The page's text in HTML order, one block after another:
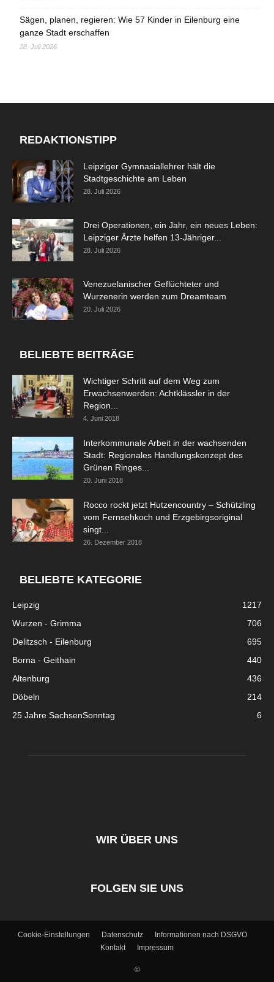
Sägen, planen, regieren: Wie 57 Kinder in Eilenburg eine
ganze Stadt erschaffen
28. Juli 2026
REDAKTIONSTIPP
Leipziger Gymnasiallehrer hält die
Stadtgeschichte am Leben
28. Juli 2026
Drei Operationen, ein Jahr, ein neues Leben:
Leipziger Ärzte helfen 13-Jähriger...
28. Juli 2026
Venezuelanischer Geflüchteter und
Wurzenerin werden zum Dreamteam
20. Juli 2026
BELIEBTE BEITRÄGE
Wichtiger Schritt auf dem Weg zum
Erwachsenwerden: Achtklässler in der
Region...
4. Juni 2018
Interkommunale Arbeit in der wachsenden
Stadt: Regionales Handlungskonzept des
Grünen Ringes...
20. Juni 2018
Rocco rockt jetzt Hutzencountry – Schützling
vom Fernsehkoch und Erzgebirgsoriginal
singt...
26. Dezember 2018
BELIEBTE KATEGORIE
Leipzig
1217
Wurzen - Grimma
706
Delitzsch - Eilenburg
695
Borna - Geithain
440
Altenburg
436
Döbeln
214
25 Jahre SachsenSonntag
6
WIR ÜBER UNS
FOLGEN SIE UNS
Cookie-Einstellungen Datenschutz
Informationen nach DSGVO
Kontakt
Impressum
©